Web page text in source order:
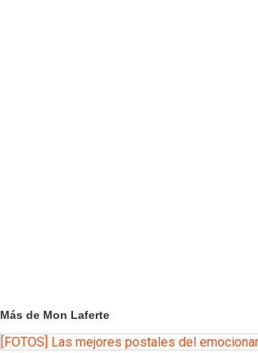
Más de Mon Laferte
[FOTOS] Las mejores postales del